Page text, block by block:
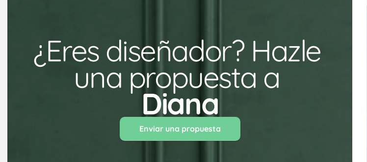
¿Eres diseñador? Hazle
una propuesta a
Diana
Enviar una propuesta